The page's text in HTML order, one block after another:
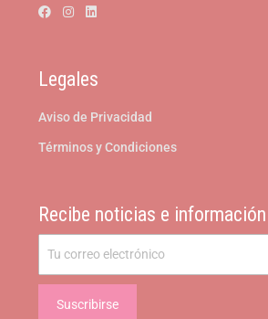
Legales
Aviso de Privacidad
Términos y Condiciones
Recibe noticias e